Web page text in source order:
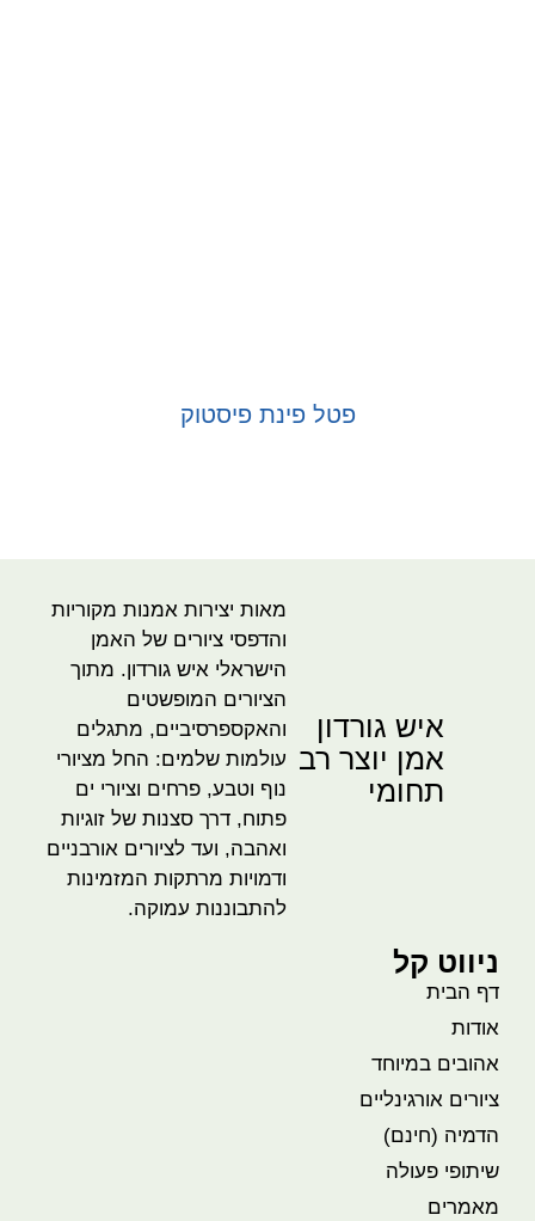
פטל פינת פיסטוק
איש גורדון
אמן יוצר רב
תחומי
מאות יצירות אמנות מקוריות
והדפסי ציורים של האמן
הישראלי איש גורדון. מתוך
הציורים המופשטים
והאקספרסיביים, מתגלים
עולמות שלמים: החל מציורי
נוף וטבע, פרחים וציורי ים
פתוח, דרך סצנות של זוגיות
ואהבה, ועד לציורים אורבניים
ודמויות מרתקות המזמינות
להתבוננות עמוקה.
ניווט קל
דף הבית
אודות
אהובים במיוחד
ציורים אורגינליים
הדמיה (חינם)
שיתופי פעולה
מאמרים